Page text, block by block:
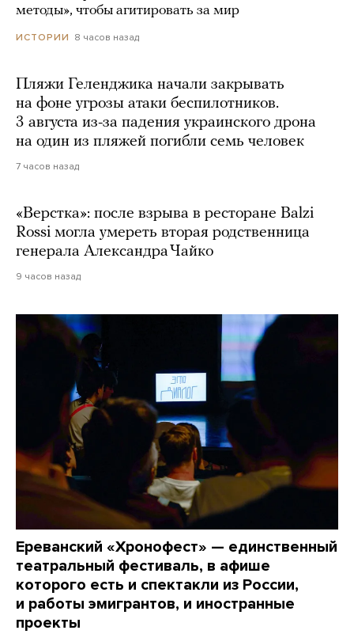
методы», чтобы агитировать за мир
ИСТОРИИ 8 часов назад
Пляжи Геленджика начали закрывать
на фоне угрозы атаки беспилотников.
3 августа из-за падения украинского дрона
на один из пляжей погибли семь человек
7 часов назад
«Верстка»: после взрыва в ресторане Balzi
Rossi могла умереть вторая родственница
генерала Александра Чайко
9 часов назад
Ереванский «Хронофест» — единственный
театральный фестиваль, в афише
которого есть и спектакли из России,
и работы эмигрантов, и иностранные
проекты